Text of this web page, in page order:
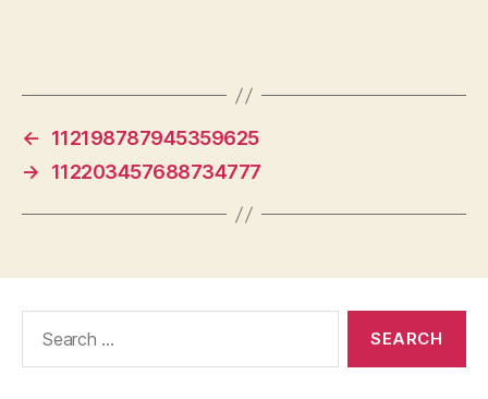
←
112198787945359625
→
112203457688734777